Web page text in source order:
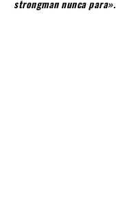
strongman nunca para».